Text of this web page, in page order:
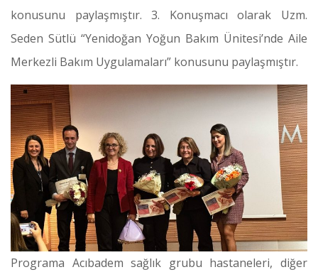
konusunu paylaşmıştır. 3. Konuşmacı olarak Uzm.
Seden Sütlü “Yenidoğan Yoğun Bakım Ünitesi’nde Aile
Merkezli Bakım Uygulamaları” konusunu paylaşmıştır.
Programa Acıbadem sağlık grubu hastaneleri, diğer